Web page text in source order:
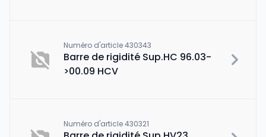
Numéro d'article 430343
Barre de rigidité Sup.HC 96.03-
>00.09 HCV
Numéro d'article 430321